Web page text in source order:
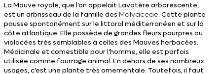
La Mauve royale, que l’on appelait Lavatère arborescente,
est un arbrisseau de la famille des Malvaceae. Cette plante
pousse spontanément sur le littoral méditerranéen et sur la
côte atlantique. Elle possède de grandes fleurs pourpres ou
violacées très semblables à celles des Mauves herbacées.
Médicinale et comestible pour l’homme, elle est parfois
utilisée comme fourrage animal. En dehors de ses nombreux
usages, c’est une plante très ornementale. Toutefois, il faut